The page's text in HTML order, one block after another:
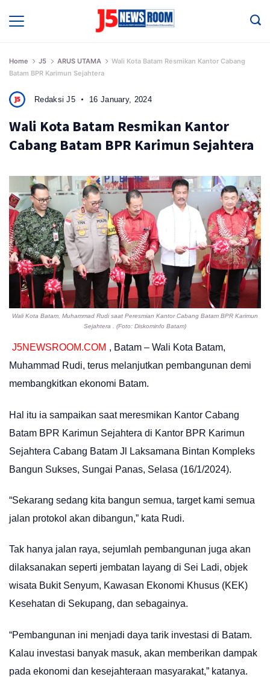
Home J5 ARUS UTAMA
Wali Kota Batam Resmikan Kantor Cabang
Batam BPR Karimun Sejahtera
Redaksi J5 16 January, 2024
Wali Kota Batam Resmikan Kantor
Cabang Batam BPR Karimun Sejahtera
Wali Kota Batam, Muhammad Rudi saat Peresmian Kantor Cabang Batam BPR Karimun
Sejahtera . (Foto: Diskominfo Batam)
J5NEWSROOM.COM , Batam – Wali Kota Batam,
Muhammad Rudi, terus melanjutkan pembangunan demi
membangkitkan ekonomi Batam.
Hal itu ia sampaikan saat meresmikan Kantor Cabang
Batam BPR Karimun Sejahtera di Kantor BPR Karimun
Sejahtera Cabang Batam Jl Laksamana Bintan Kompleks
Bangun Sukses, Sungai Panas, Selasa (16/1/2024).
“Sekarang sedang kita bangun semua, target kami semua
jalan protokol akan dibangun,” kata Rudi.
Tak hanya jalan raya, sejumlah pembangunan juga akan
dilaksanakan seperti jembatan layang di Sei Ladi, objek
wisata Bukit Senyum, Kawasan Ekonomi Khusus (KEK)
Kesehatan di Sekupang, dan sebagainya.
“Pembangunan ini menjadi daya tarik investasi di Batam.
Kalau investasi banyak masuk, akan memberikan dampak
pada ekonomi dan kesejahteraan masyarakat,” katanya.